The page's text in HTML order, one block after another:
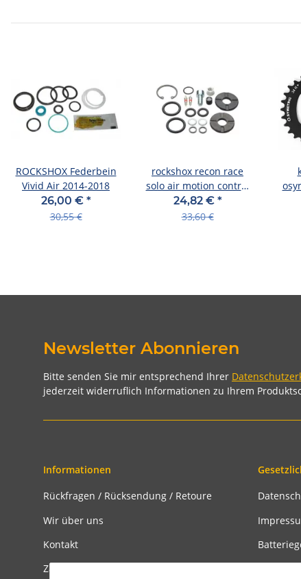
ROCKSHOX Federbein
Vivid Air 2014-2018
26,00 € *
30,55 €
rockshox recon race
solo air motion control
2008-2009 service kit
24,82 € *
33,60 €
Newsletter Abonnieren
Bitte senden Sie mir entsprechend Ihrer
jederzeit widerruflich Informationen zu Ihrem
Informationen
Rückfragen / Rücksendung / Retoure
Wir über uns
Kontakt
Zahlungsmöglichkeiten